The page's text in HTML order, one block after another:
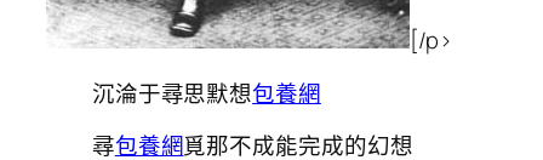
[/p>
沉淪于尋思默想包養網
尋包養網覓那不成能完成的幻想